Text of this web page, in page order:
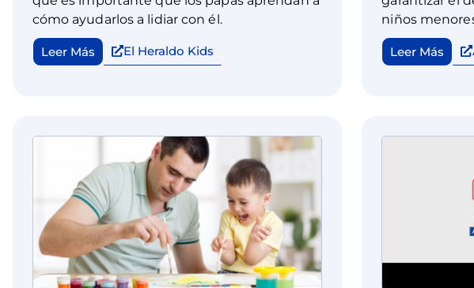
cómo ayudarlos a lidiar con él.
Leer Más El Heraldo Kids
niños
“Atención a la
aumenta un
Leer Más